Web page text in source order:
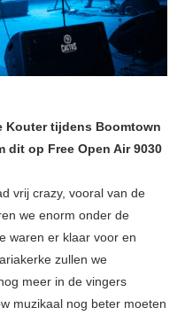
Kouter tijdens Boomtown
dit op Free Open Air 9030
vrij crazy, vooral van de
we enorm onder de
waren er klaar voor en
zullen we
meer in de vingers
muzikaal nog beter moeten